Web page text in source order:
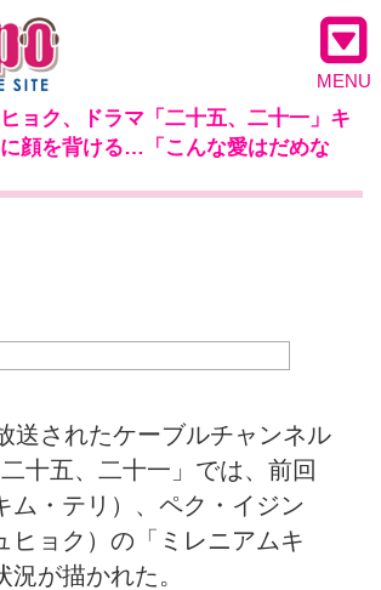
MENU
ョク、ドラマ「二十五、二十一」キ
顔を背ける…「こんな愛はだめな
送されたケーブルチャンネル
十五、二十一」では、前回
ム・テリ）、ペク・イジン
ヒョク）の「ミレニアムキ
況が描かれた。